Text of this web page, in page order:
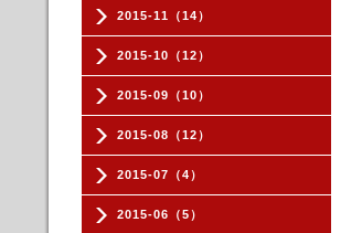
2015-11（14）
2015-10（12）
2015-09（10）
2015-08（12）
2015-07（4）
2015-06（5）